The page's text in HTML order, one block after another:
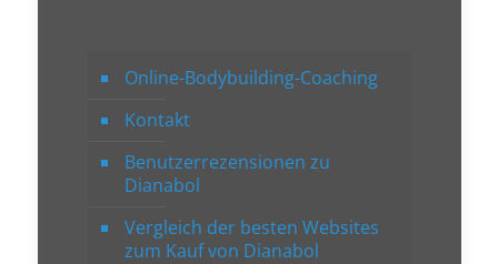
Online-Bodybuilding-Coaching
Kontakt
Benutzerrezensionen zu
Dianabol
Vergleich der besten Websites
zum Kauf von Dianabol